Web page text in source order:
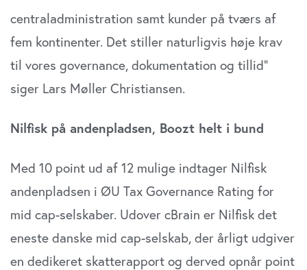
centraladministration samt kunder på tværs af
fem kontinenter. Det stiller naturligvis høje krav
til vores governance, dokumentation og tillid”
siger Lars Møller Christiansen.
Nilfisk på andenpladsen, Boozt helt i bund
Med 10 point ud af 12 mulige indtager Nilfisk
andenpladsen i ØU Tax Governance Rating for
mid cap-selskaber. Udover cBrain er Nilfisk det
eneste danske mid cap-selskab, der årligt udgiver
en dedikeret skatterapport og derved opnår point